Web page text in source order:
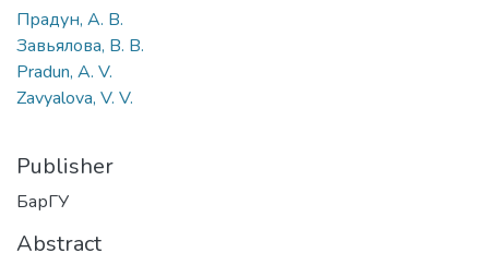
Прадун, А. В.
Завьялова, В. В.
Pradun, A. V.
Zavyalova, V. V.
Publisher
БарГУ
Abstract